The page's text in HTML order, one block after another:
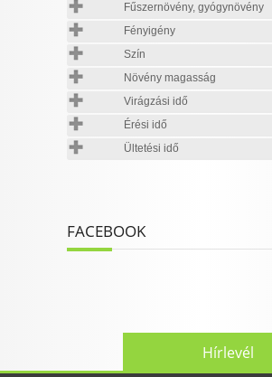
Fűszernövény, gyógynövény
Fényigény
Szín
Növény magasság
Virágzási idő
Érési idő
Ültetési idő
FACEBOOK
Hírlevél